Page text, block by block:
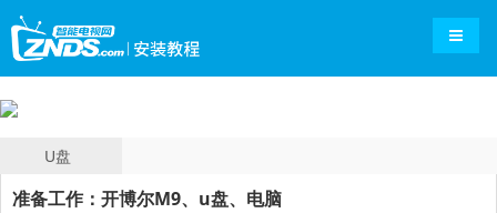
导航
U盘
准备工作：开博尔M9、u盘、电脑